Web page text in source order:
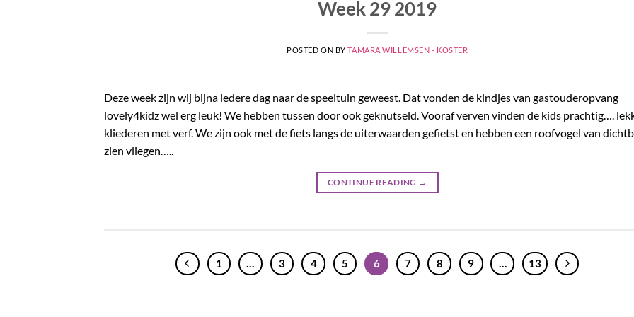
Week 29 2019
POSTED ON BYTAMARA WILLEMSEN - KOSTER
Deze week zijn wij bijna iedere dag naar de speeltuin geweest. Dat vonden de kindjes van gastouderopvang
lovely4kidz wel erg leuk! We hebben tussen door ook geknutseld. Vooraf verven vinden de kids prachtig….
kliederen met verf. We zijn ook met de fiets langs de uiterwaarden gefietst en hebben een roofvogel van
zien vliegen…..
CONTINUE READING →
1 … 3 4 5 6 7 8 9 … 13